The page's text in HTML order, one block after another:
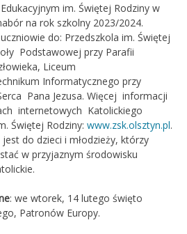
im. Świętej Rodziny w
na rok szkolny 2023/2024.
do: Przedszkola im. Świętej
Podstawowej przy Parafii
Liceum
Informatycznego przy
Pana Jezusa. Więcej informacji
internetowych Katolickiego
Świętej Rodziny: www.zsk.olsztyn.pl.
do dzieci i młodzieży, którzy
w przyjaznym środowisku
: we wtorek, 14 lutego święto
Patronów Europy.